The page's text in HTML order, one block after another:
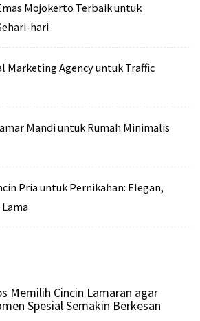
Mojokerto Terbaik untuk
hari
Marketing Agency untuk Traffic
Mandi untuk Rumah Minimalis
Pria untuk Pernikahan: Elegan,
Memilih Cincin Lamaran agar
Spesial Semakin Berkesan